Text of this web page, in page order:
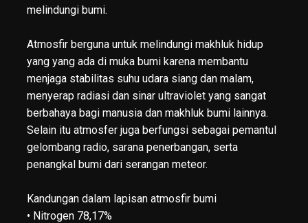
melindungi bumi.
Atmosfir berguna untuk melindungi makhluk hidup
yang yang ada di muka bumi karena membantu
menjaga stabilitas suhu udara siang dan malam,
menyerap radiasi dan sinar ultraviolet yang sangat
berbahaya bagi manusia dan makhluk bumi lainnya.
Selain itu atmosfer juga berfungsi sebagai pemantul
gelombang radio, sarana penerbangan, serta
penangkal bumi dari serangan meteor.
Kandungan dalam lapisan atmosfir bumi
• Nitrogen 78,17%